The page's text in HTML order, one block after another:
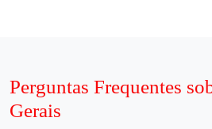
Perguntas Frequentes
Gerais